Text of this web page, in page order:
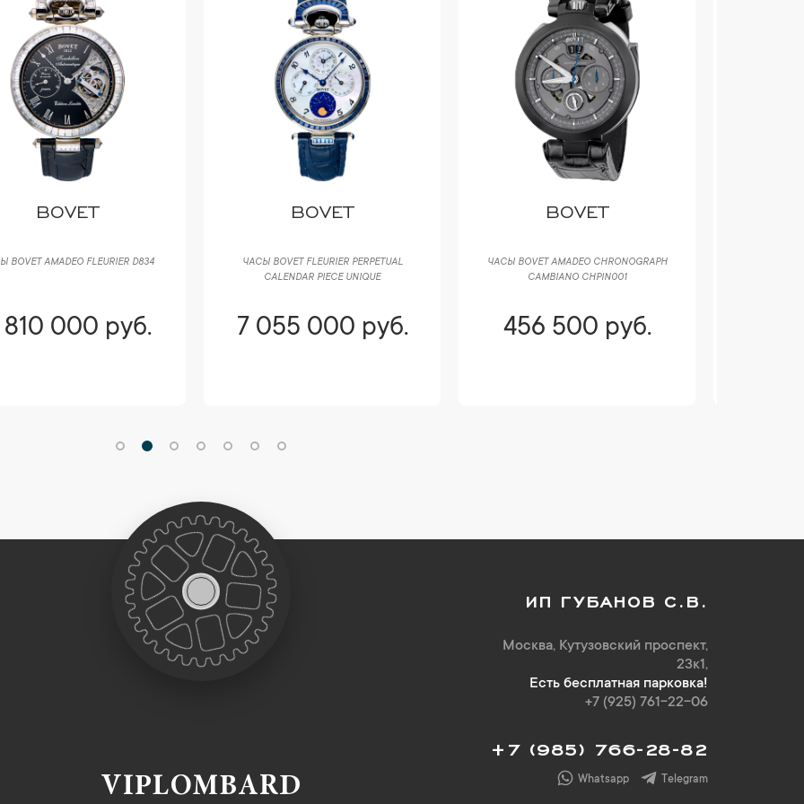
BOVET
BOVET AMADEO FLEURIER D834
810 000 руб.
BOVET
ЧАСЫ BOVET FLEURIER PERPETUAL
CALENDAR PIECE UNIQUE
7 055 000 руб.
BOVET
ЧАСЫ BOVET AMADEO CHRONOGRAPH
CAMBIANO CHPIN001
456 500 руб.
ИП ГУБАНОВ С.В.
Москва, Кутузовский проспект,
23к1,
Есть бесплатная парковка!
+7 (925) 761-22-06
+7 (985) 766-28-82
Whatsapp Telegram
VIPLOMBARD